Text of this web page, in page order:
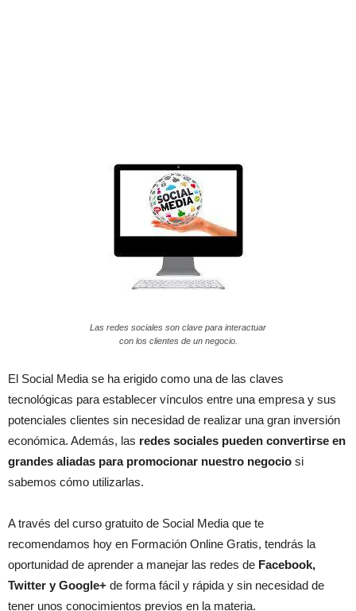
Las redes sociales son clave para interactuar
con los clientes de un negocio.
El Social Media se ha erigido como una de las claves
tecnológicas para establecer vínculos entre una empresa y sus
potenciales clientes sin necesidad de realizar una gran inversión
económica. Además, las redes sociales pueden convertirse en
grandes aliadas para promocionar nuestro negocio si
sabemos cómo utilizarlas.
A través del curso gratuito de Social Media que te
recomendamos hoy en Formación Online Gratis, tendrás la
oportunidad de aprender a manejar las redes de Facebook,
Twitter y Google+ de forma fácil y rápida y sin necesidad de
tener unos conocimientos previos en la materia.